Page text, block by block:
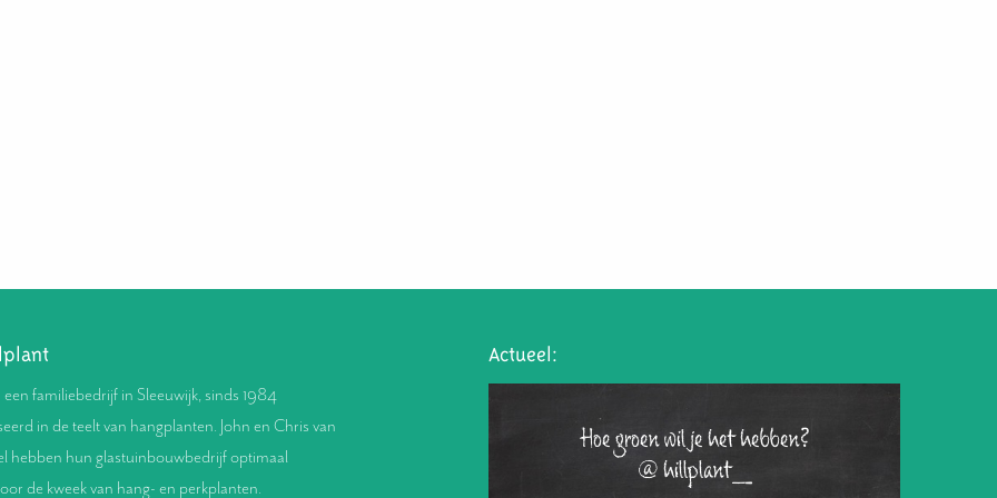
familiebedrijf in Sleeuwijk, sinds 1984
in de teelt van hangplanten. John en Chris van
hebben hun glastuinbouwbedrijf optimaal
de kweek van hang- en perkplanten.
Actueel:
Hoe groen wil je het hebben?
@hillplant_